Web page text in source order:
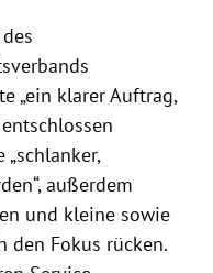
„ein klarer Auftrag,
„schlanker,
außerdem
und kleine sowie
den Fokus rücken.